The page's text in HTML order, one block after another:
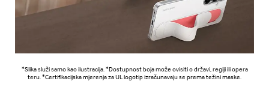
*Slika služi samo kao ilustracija. *Dostupnost boja može ovisiti o državi, regiji ili opera
teru. *Certifikacijska mjerenja za UL logotip izračunavaju se prema težini maske.